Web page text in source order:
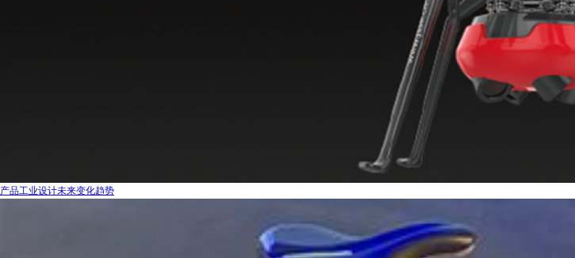
产品工业设计未来变化趋势